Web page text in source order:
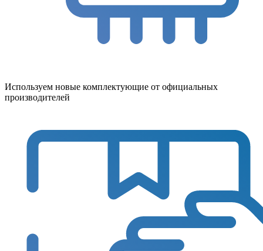
Используем новые комплектующие от официальных
производителей